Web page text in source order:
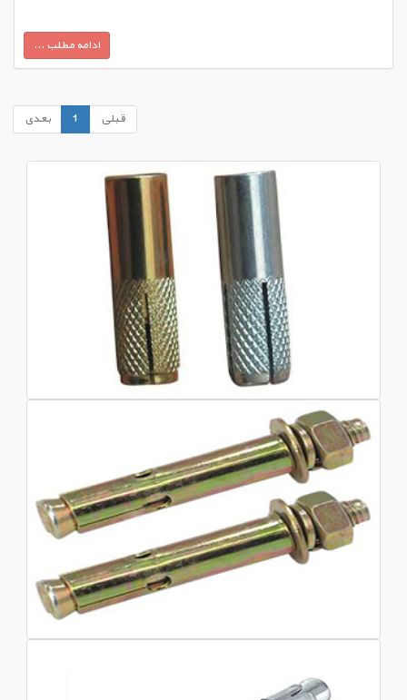
ادامه مطلب ...
قبلی 1 بعدی